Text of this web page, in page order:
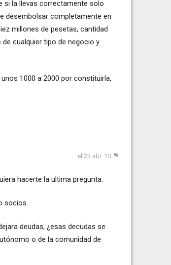
si la llevas correctamente solo
desembolsar completamente en
millones de pesetas, cantidad
cualquier tipo de negocio y
1000 a 2000 por constituirla,
el 23 abr. 10
hacerte la ultima pregunta:
socios.
deudas, ¿esas decudas se
o de la comunidad de